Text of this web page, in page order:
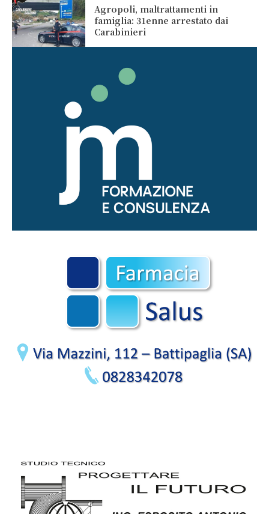
Agropoli, maltrattamenti in
famiglia: 31enne arrestato dai
Carabinieri